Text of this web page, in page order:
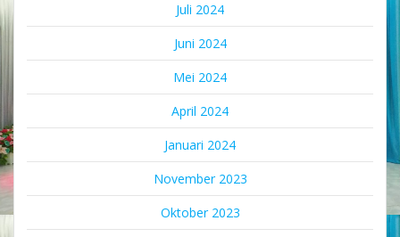
Juli 2024
Juni 2024
Mei 2024
April 2024
Januari 2024
November 2023
Oktober 2023